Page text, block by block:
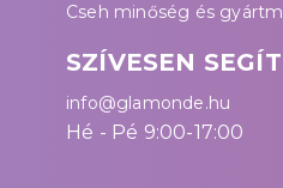
Cseh minőség és
SZÍVESEN
info@glamonde.hu
Hé - Pé 9:00-17:00